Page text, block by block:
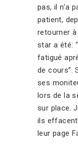
pas, il n’a
patient,
retourner
star a été:
fatigué
de cours”.
ses
lors de la
sur place.
ils
leur page